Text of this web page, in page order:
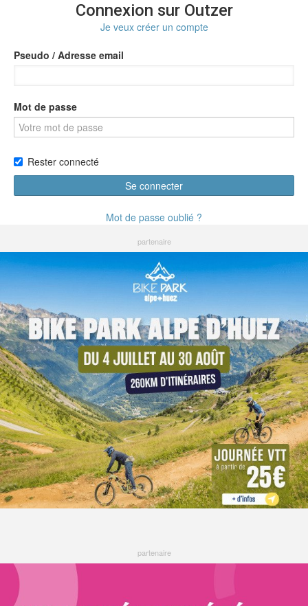
Connexion sur Outzer
Je veux créer un compte
Pseudo / Adresse email
Mot de passe
Rester connecté
Se connecter
Mot de passe oublié ?